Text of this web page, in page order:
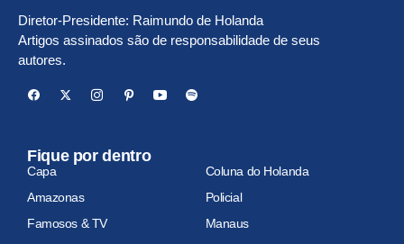
Diretor-Presidente: Raimundo de Holanda
Artigos assinados são de responsabilidade de seus
autores.
Fique por dentro
Capa
Coluna do Holanda
Amazonas
Policial
Famosos & TV
Manaus